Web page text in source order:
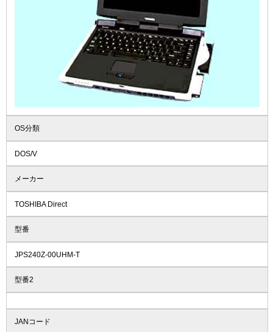
OS分類
DOS/V
メーカー
TOSHIBA Direct
型番
JPS240Z-00UHM-T
型番2
JANコード